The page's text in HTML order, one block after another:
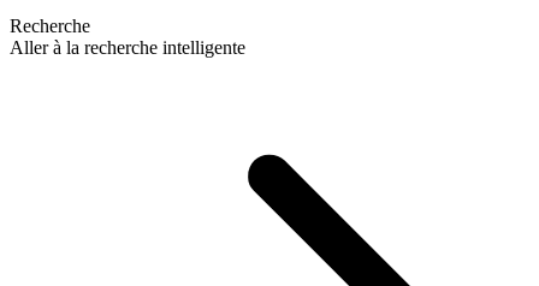
Recherche
Aller à la recherche intelligente